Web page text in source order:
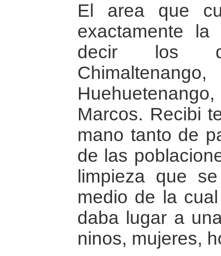
El area que
exactamente
decir los
Marcos. Recibi
mano tanto de
de las
limpieza que
medio de la
daba lugar a
ninos, mujeres,